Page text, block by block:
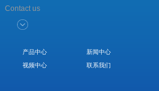
Contact us
产品中心
新闻中心
视频中心 联系我们